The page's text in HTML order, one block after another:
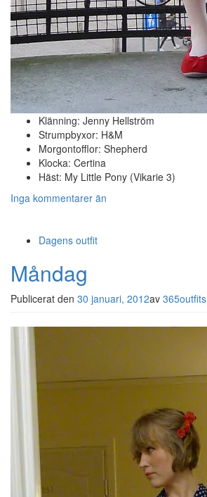
Klänning: Jenny Hellström
Strumpbyxor: H&M
Morgontofflor: Shepherd
Klocka: Certina
Häst: My Little Pony (Vikarie 3)
Inga kommentarer än
Dagens outfit
Måndag
Publicerat den 30 januari, 2012av 365outfits